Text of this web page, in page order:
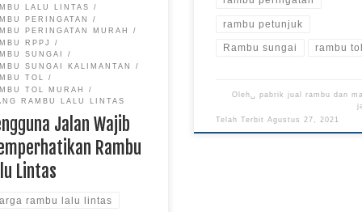
LALU LINTAS
PERINGATAN
PERINGATAN MURAH
RPPJ
SUNGAI
SUNGAI KALIMANTAN
TOL
TOL MURAH
RAMBU LALU LINTAS
Jalan Wajib
Rambu
Lintas
rambu lalu lintas
rambu petunjuk
Rambu sungai rambu tol
Oleh␣ pabrik jual rambu dan
Telah TerbitAgustus 27, 2021